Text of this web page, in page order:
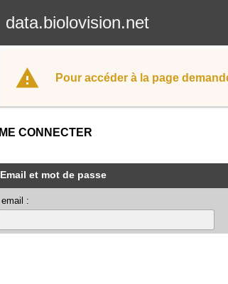
data.biolovision.net
Pour accéder à la page
ME CONNECTER
Email et mot de passe
email :